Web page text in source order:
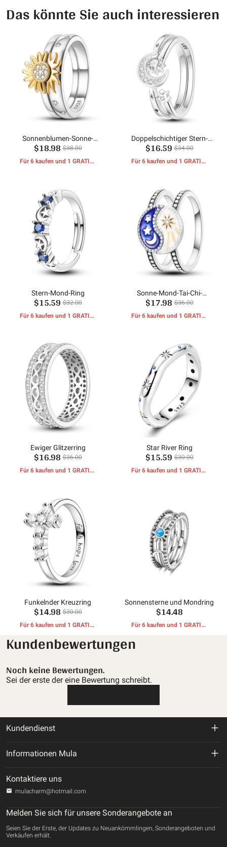
Das könnte Sie auch interessieren
Sonnenblumen-Sonne-
Kombinationsring
$18.98 $38.00
Für 6 kaufen und 1 GRATIS-
Doppelschichtiger Stern-
Mond-Ring
$16.59 $34.00
Für 6 kaufen und 1 GRATIS-
Stern-Mond-Ring
$15.59 $32.00
Für 6 kaufen und 1 GRATIS-
Sonne-Mond-Tai-Chi-
Kombinationsring
$17.98 $36.00
Für 6 kaufen und 1 GRATIS-
Ewiger Glitzerring
$16.98 $36.00
Für 6 kaufen und 1 GRATIS-
Star River Ring
$15.59 $30.00
Für 6 kaufen und 1 GRATIS-
Funkelnder Kreuzring
$14.98 $30.00
Für 6 kaufen und 1 GRATIS-
Sonnensterne und Mondring
$14.48
Für 6 kaufen und 1 GRATIS-
Kundenbewertungen
Noch keine Bewertungen.
Sei der erste der eine Bewertung schreibt.
Kundendienst
Datenschutz-Bestimmungen
Nutzungsbedingungen
Zahlungsmethode
Informationen Mula
Verfolgen Sie Ihre Bestellung
Kontaktiere uns
Kontaktiere uns
mulacharm@hotmail.com
Melden Sie sich für unsere Sonderangebote an
Seien Sie der Erste, der Updates zu Neuankömmlingen, Sonderangeboten und
Verkäufen erhält.